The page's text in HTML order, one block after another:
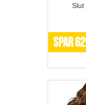
Slut
SPAR